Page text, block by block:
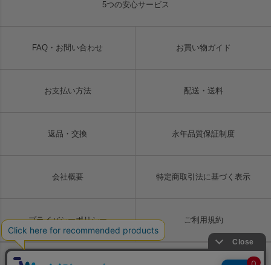
5つの安心サービス
FAQ・お問い合わせ お買い物ガイド
お支払い方法 配送・送料
返品・交換 永年品質保証制度
会社概要 特定商取引法に基づく表示
プライバシーポリシー ご利用規約